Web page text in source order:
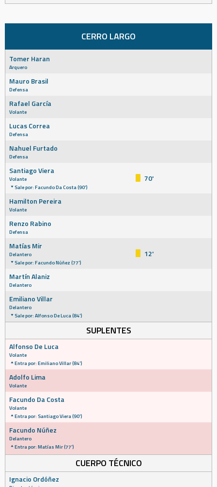
CERRO LARGO
Tomer Haran
Arquero
Mauro Brasil
Defensa
Rafael García
Volante
Lucas Correa
Defensa
Nahuel Furtado
Defensa
Santiago Viera
Volante
Sale por: Facundo Da Costa (90')
70'
Hamilton Pereira
Volante
Renzo Rabino
Defensa
Matías Mir
Delantero
Sale por: Facundo Núñez (77')
12'
Martín Alaniz
Delantero
Emiliano Villar
Delantero
Sale por: Alfonso De Luca (84')
SUPLENTES
Alfonso De Luca
Volante
Entra por: Emiliano Villar (84')
Adolfo Lima
Volante
Facundo Da Costa
Volante
Entra por: Santiago Viera (90')
Facundo Núñez
Delantero
Entra por: Matías Mir (77')
CUERPO TÉCNICO
Ignacio Ordóñez